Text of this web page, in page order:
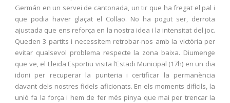
Germán en un servei de cantonada, un tir que ha fregat el pal i
que podia haver glaçat el Collao. No ha pogut ser, derrota
ajustada que ens reforça en la nostra idea i la intensitat del joc.
Queden 3 partits i necessitem retrobar-nos amb la victòria per
evitar qualsevol problema respecte la zona baixa. Diumenge
que ve, el Lleida Esportiu visita l’Estadi Municipal (17h) en un dia
idoni per recuperar la punteria i certificar la permanència
davant dels nostres fidels aficionats. En els moments difícils, la
unió fa la força i hem de fer més pinya que mai per trencar la